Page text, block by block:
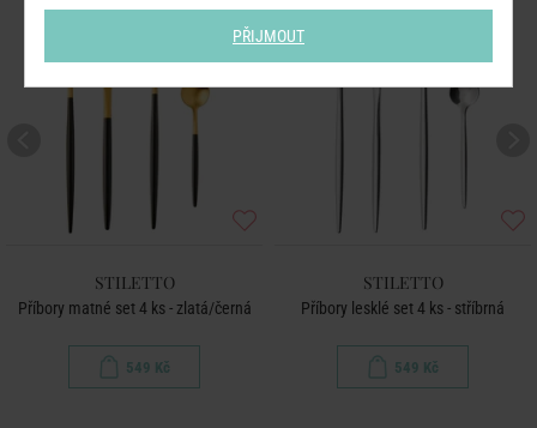
STILETTO
Příbory matné set 4 ks - zlatá/černá
549 Kč
STILETTO
Příbory lesklé set 4 ks - stříbrná
549 Kč
PŘIJMOUT